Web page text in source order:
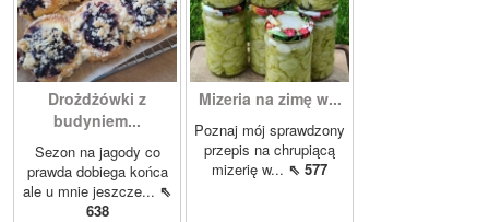
Drożdżówki z
budyniem...
Sezon na jagody co
prawda dobiega końca
ale u mnie jeszcze... ⇖
638
Mizeria na zimę w...
Poznaj mój sprawdzony
przepis na chrupiącą
mizerię w... ⇖ 577